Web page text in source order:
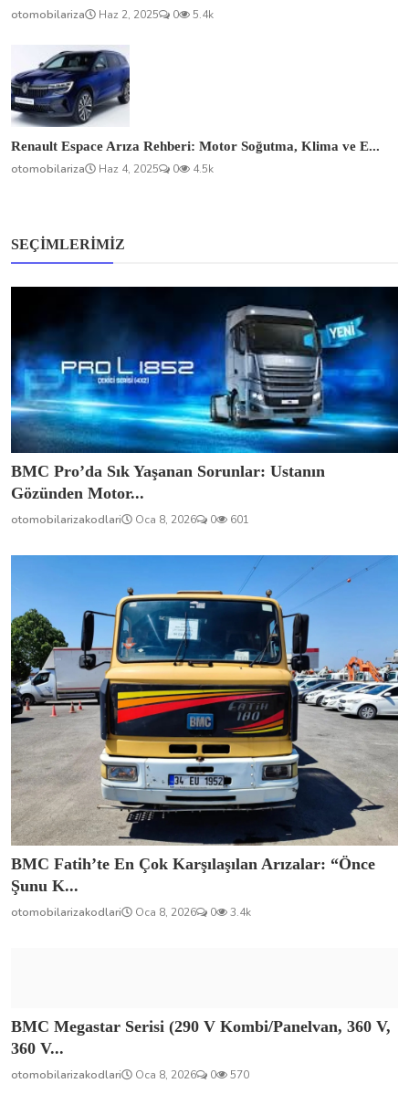
otomobilariza
Haz 2, 2025 0 5.4k
Renault Espace Arıza Rehberi: Motor Soğutma, Klima ve E...
otomobilariza
Haz 4, 2025 0 4.5k
SEÇIMLERIMIZ
BMC Pro’da Sık Yaşanan Sorunlar: Ustanın
Gözünden Motor...
otomobilarizakodlari Oca 8, 2026 0 601
BMC Fatih’te En Çok Karşılaşılan Arızalar: “Önce
Şunu K...
otomobilarizakodlari Oca 8, 2026 0 3.4k
BMC Megastar Serisi (290 V Kombi/Panelvan, 360 V,
360 V...
otomobilarizakodlari Oca 8, 2026 0 570